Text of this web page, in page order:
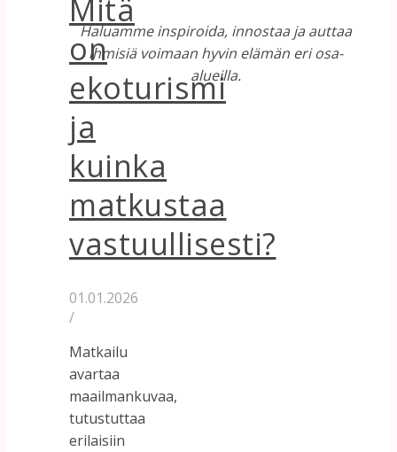
Mitä
on
ekoturismi
ja
kuinka
matkustaa
vastuullisesti?
01.01.2026
/
Matkailu
avartaa
maailmankuvaa,
tutustuttaa
erilaisiin
Haluamme inspiroida, innostaa ja auttaa
ihmisiä voimaan hyvin elämän eri osa-
alueilla.